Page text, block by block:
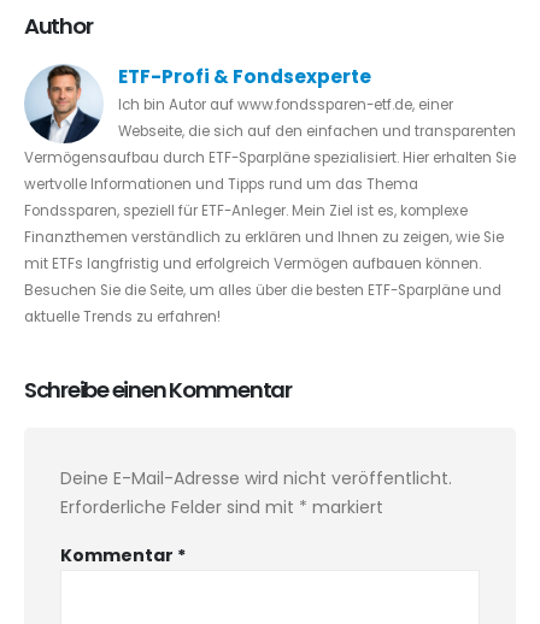
Author
ETF-Profi & Fondsexperte
Ich bin Autor auf www.fondssparen-etf.de, einer
Webseite, die sich auf den einfachen und transparenten
Vermögensaufbau durch ETF-Sparpläne spezialisiert. Hier erhalten Sie
wertvolle Informationen und Tipps rund um das Thema
Fondssparen, speziell für ETF-Anleger. Mein Ziel ist es, komplexe
Finanzthemen verständlich zu erklären und Ihnen zu zeigen, wie Sie
mit ETFs langfristig und erfolgreich Vermögen aufbauen können.
Besuchen Sie die Seite, um alles über die besten ETF-Sparpläne und
aktuelle Trends zu erfahren!
Schreibe einen Kommentar
Deine E-Mail-Adresse wird nicht veröffentlicht.
Erforderliche Felder sind mit * markiert
Kommentar *